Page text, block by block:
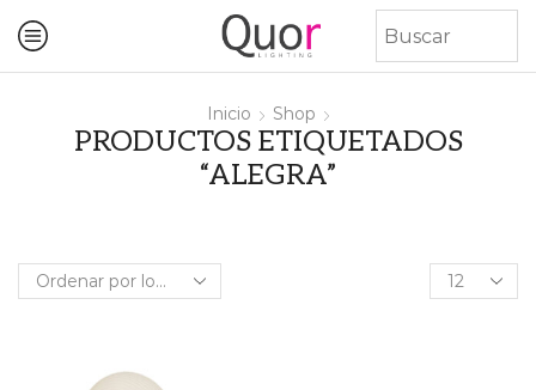
Inicio Shop
PRODUCTOS ETIQUETADOS
“ALEGRA”
Products
per